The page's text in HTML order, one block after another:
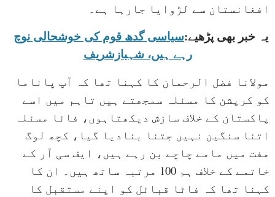
افغانستان سے لڑوایا جارہا ہے۔
یہ خبر بھی پڑھیے:سیاسی گدھ قوم کی خوشحالی نوچ
رہے ہیں، شہبازشریف
مولانا فضل الرحمان کا کہنا تھا کہ آپ پاناما
کو کرپشن کا مسئلہ سمجھتے ہیں تاہم میں اسے
پاکستان کے خلاف سازش دیکھتاہوں، فاٹا مسئلہ
اتنا سنگین نہیں جتنا بنادیا گیا، کچھ لوگ
مفت میں مامے چاچے بن رہے ہیں، ایف سی آر کے
خاتمے کے خلاف ہم 100 مرتبہ ساتھ ہیں۔ ان کا
کہنا تھا کہ فاٹا قبائل کو اپنے مستقبل کا